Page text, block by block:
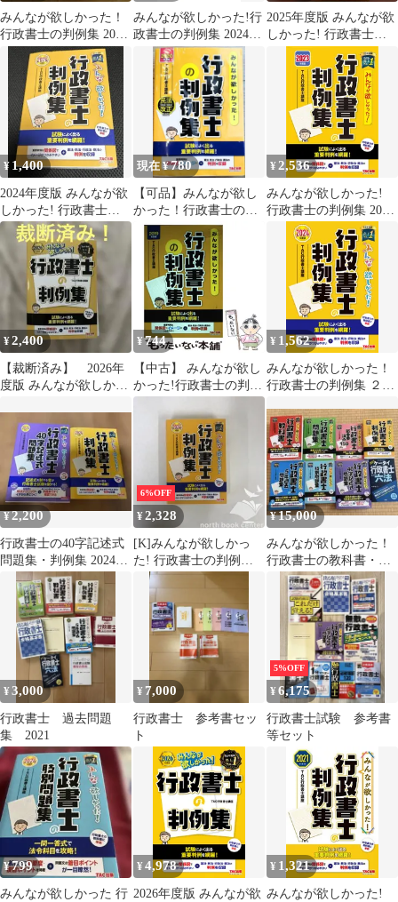
みんなが欲しかった！
行政書士の判例集 2022
みんなが欲しかった!行
政書士の判例集 2024年
度版／TAC出版
2025年度版 みんなが欲
しかった! 行政書士の
判例集
¥ 1,400
2024年度版 みんなが欲
しかった! 行政書士の
判例集
現在 ¥780
【可品】みんなが欲し
かった！行政書士の判
例集 2020年度版
¥ 2,536
みんなが欲しかった!
行政書士の判例集 2023
年度 [行政書士の教科
書に準拠 試験によく出
る重要判例を網羅！]
(TAC出版) (みんなが欲
しかった! シリーズ)
¥2,400
【裁断済み】 2026年
度版 みんなが欲しかっ
¥ 744
【中古】 みんなが欲し
かった!行政書士の判例
が欲しかった!行政書士
シリーズ) / TAC株式会
社(行政書士講座) / TAC
株式会社出版事業部
¥ 1,562
みんなが欲しかった！
行政書士の判例集 ２０
株式会社（行政書士講
座）（単行本）
¥2,200
行政書士の40字記述式
問題集・判例集 2024年
版 2冊セット
6%OFF
¥2,328
[K]みんなが欲しかっ
た! 行政書士の判例集
2024年度 [行政書士の
教科書に準拠](TAC出
版) (みんなが欲しかっ
た！行政書士シリーズ)
[単行本] ＴＡＣ行政書
¥15,000
みんなが欲しかった！
行政書士の教科書・問
題集 2025年度版 合計８
冊セット
¥3,000
行政書士 過去問題
集 2021
¥ 7,000
行政書士 参考書セッ
ト
5%OFF
¥6,175
行政書士試験 参考書
等セット
¥799
みんなが欲しかった 行
¥4,978
2026年度版 みんなが欲
¥ 1,321
みんなが欲しかった!